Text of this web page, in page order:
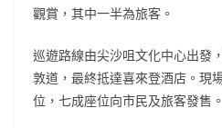
觀賞，其中一半為旅客。
巡遊路線由尖沙咀文化中心出發
敦道，最終抵達喜來登酒店。現
位，七成座位向市民及旅客發售。